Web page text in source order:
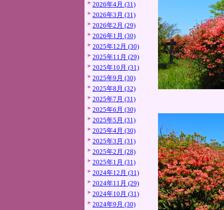
2026年4月 (31)
2026年3月 (31)
2026年2月 (29)
2026年1月 (30)
2025年12月 (30)
2025年11月 (29)
2025年10月 (31)
2025年9月 (30)
2025年8月 (32)
2025年7月 (31)
2025年6月 (30)
2025年5月 (31)
2025年4月 (30)
2025年3月 (31)
2025年2月 (28)
2025年1月 (31)
2024年12月 (31)
2024年11月 (29)
2024年10月 (31)
2024年9月 (30)